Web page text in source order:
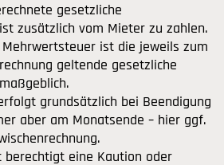
gesetzliche
zusätzlich vom Mieter zu zahlen.
Mehrwertsteuer ist die jeweils zum
geltende gesetzliche
grundsätzlich bei Beendigung
aber am Monatsende – hier ggf.
berechtigt eine Kaution oder